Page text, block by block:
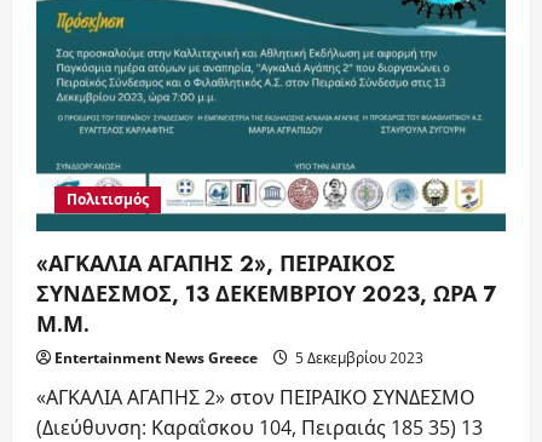
Kolonaki
Πολιτισμός
«ΑΓΚΑΛΙΑ ΑΓΑΠΗΣ 2», ΠΕΙΡΑΙΚΟΣ
ΣΥΝΔΕΣΜΟΣ, 13 ΔΕΚΕΜΒΡΙΟΥ 2023, ΩΡΑ 7
Μ.Μ.
Entertainment News Greece 5 Δεκεμβρίου 2023
«ΑΓΚΑΛΙΑ ΑΓΑΠΗΣ 2» στον ΠΕΙΡΑΙΚΟ ΣΥΝΔΕΣΜΟ
(Διεύθυνση: Καραΐσκου 104, Πειραιάς 185 35) 13